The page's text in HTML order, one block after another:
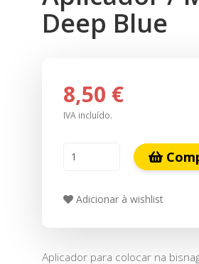
Deep Blue
8,50 €
IVA incluído.
Adicionar à wishlist
Aplicador para colocar na